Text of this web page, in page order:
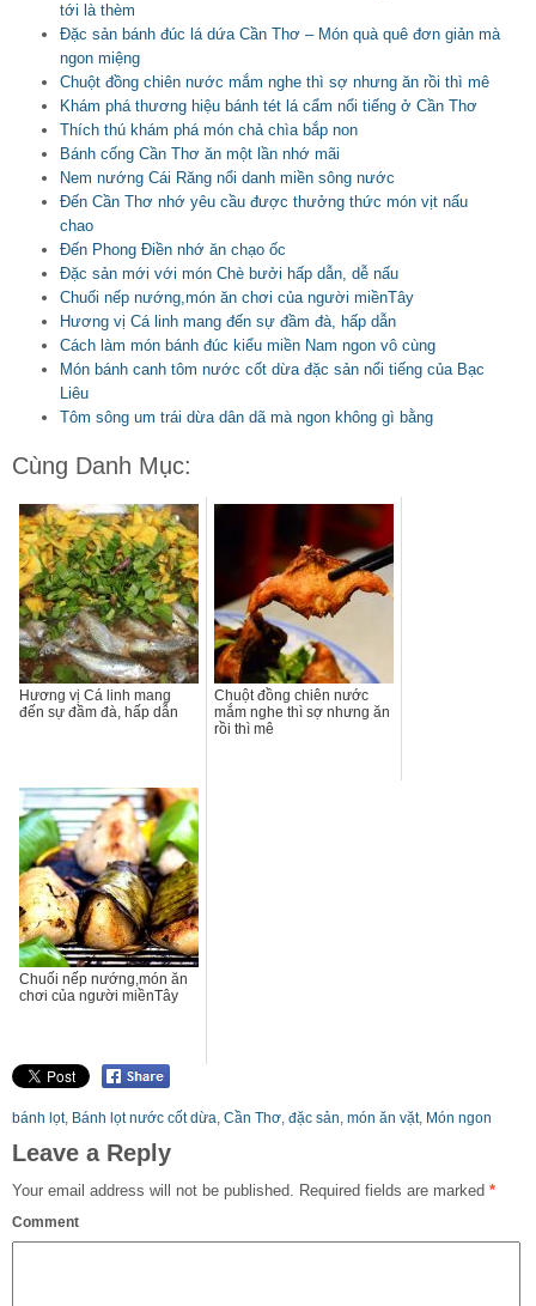
tới là thèm
Đặc sản bánh đúc lá dứa Cần Thơ – Món quà quê đơn giản mà
ngon miệng
Chuột đồng chiên nước mắm nghe thì sợ nhưng ăn rồi thì mê
Khám phá thương hiệu bánh tét lá cẩm nổi tiếng ở Cần Thơ
Thích thú khám phá món chả chìa bắp non
Bánh cống Cần Thơ ăn một lần nhớ mãi
Nem nướng Cái Răng nổi danh miền sông nước
Đến Cần Thơ nhớ yêu cầu được thưởng thức món vịt nấu
chao
Đến Phong Điền nhớ ăn chạo ốc
Đặc sản mới với món Chè bưởi hấp dẫn, dễ nấu
Chuối nếp nướng,món ăn chơi của người miềnTây
Hương vị Cá linh mang đến sự đầm đà, hấp dẫn
Cách làm món bánh đúc kiểu miền Nam ngon vô cùng
Món bánh canh tôm nước cốt dừa đặc sản nổi tiếng của Bạc
Liêu
Tôm sông um trái dừa dân dã mà ngon không gì bằng
Cùng Danh Mục:
Hương vị Cá linh mang
đến sự đầm đà, hấp dẫn
Chuột đồng chiên nước
mắm nghe thì sợ nhưng ăn
rồi thì mê
Chuối nếp nướng,món ăn
chơi của người miềnTây
bánh lọt, Bánh lọt nước cốt dừa Cần Thơ đặc sản món ăn vặt, Món ngon
Leave a Reply
Your email address will not be published. Required fields are marked *
Comment